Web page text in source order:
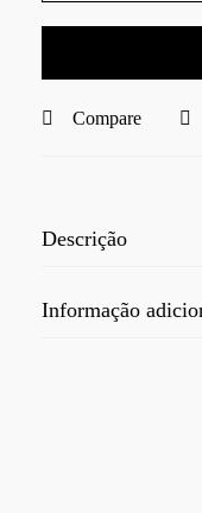
Compare
Descrição
Informação